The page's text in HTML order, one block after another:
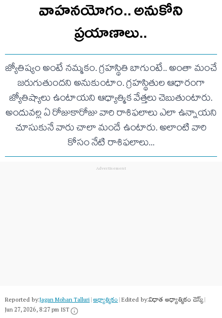
వాహనయోగం.. అనుకోని
ప్రయాణాలు..
జ్యోతిష్యం అంటే నమ్మకం. గ్రహస్థితి బాగుంటే.. అంతా మంచే
జరుగుతుందని అనుకుంటాం. గ్రహస్థితుల ఆధారంగా
జ్యోతిష్యాలు ఉంటాయని ఆధ్యాత్మిక వేత్తలు చెబుతుంటారు.
అందువ‌ల్ల ఏ రోజుకారోజు వారి రాశిఫ‌లాలు ఎలా ఉన్నాయ‌ని
చూసుకునే వారు చాలా మందే ఉంటారు. అలాంటి వారి
కోసం నేటి రాశిఫ‌లాలు...
Reported by:Jagan Mohan Talluri|ఆధ్యాత్మికం|Edited by:విధాత ఆధ్యాత్మికం డెస్క్|
Jun 27, 2026, 8:27 pm IST